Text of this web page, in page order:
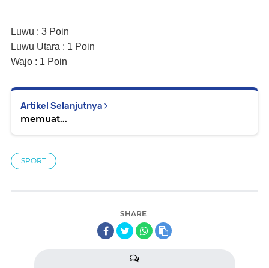
Luwu : 3 Poin
Luwu Utara : 1 Poin
Wajo : 1 Poin
Artikel Selanjutnya
memuat...
SPORT
SHARE